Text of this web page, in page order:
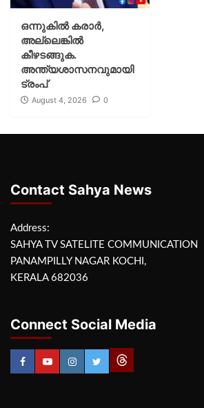
ഒന്നുകില്‍ കരാര്‍,
അല്ലെങ്കില്‍
കീഴടങ്ങുക.
അന്ത്യശാസനവുമായി
ട്രംപ്
August 4, 2026 0
Contact Sahya News
Address:
SAHYA TV SATELITE COMMUNICATION
PANAMPILLY NAGAR KOCHI,
KERALA 682036
Connect Social Media